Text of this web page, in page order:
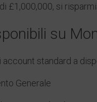
£1,000,000, si
su
account standard a
Generale